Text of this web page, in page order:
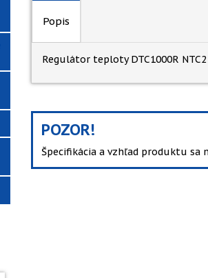
Popis
Regulátor teploty DTC1000R
POZOR!
Špecifikácia a vzhľad produktu sa